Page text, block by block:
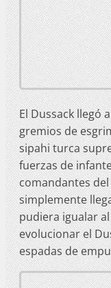
El Dussack llegó
gremios de
sipahi turca
fuerzas de
comandantes
simplemente
pudiera igualar
evolucionar el
espadas de